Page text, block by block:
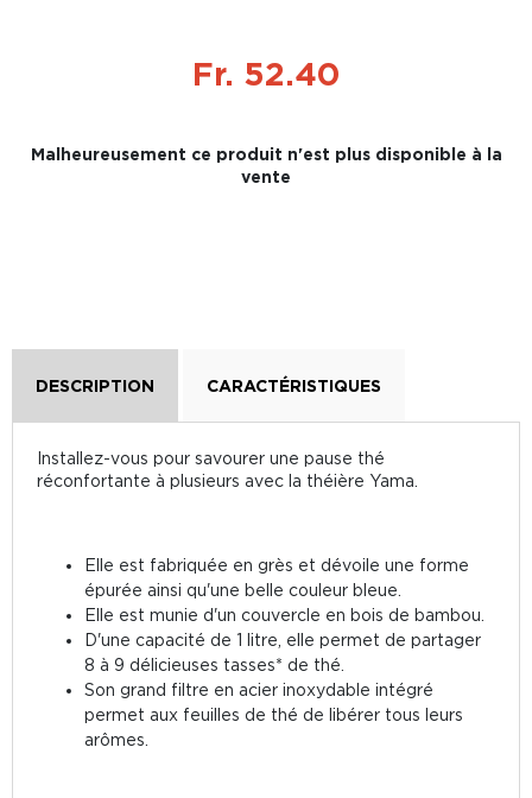
Fr. 52.40
Malheureusement ce produit n'est plus disponible à la
vente
DESCRIPTION CARACTÉRISTIQUES
Installez-vous pour savourer une pause thé
réconfortante à plusieurs avec la théière Yama.
Elle est fabriquée en grès et dévoile une forme
épurée ainsi qu'une belle couleur bleue.
Elle est munie d'un couvercle en bois de bambou.
D'une capacité de 1 litre, elle permet de partager
8 à 9 délicieuses tasses* de thé.
Son grand filtre en acier inoxydable intégré
permet aux feuilles de thé de libérer tous leurs
arômes.